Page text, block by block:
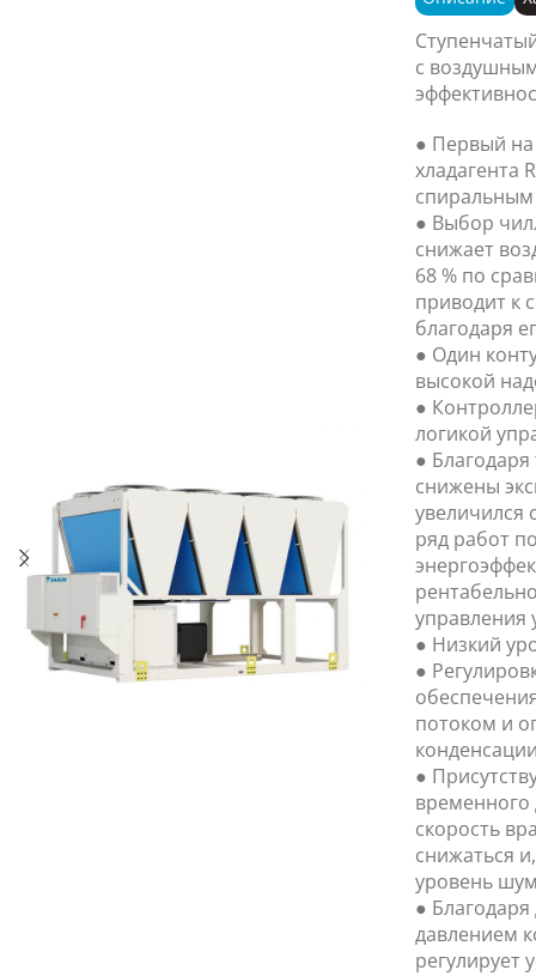
с
● Первый
хладагента
● Выбор
снижает
68 % по
приводит к
благодаря
● Один
высокой
●
логикой
●
снижены
увеличился
ряд работ
управления
● Низкий
●
потоком и
●
временного
скорость
снижаться
уровень
●
давлением
регулирует